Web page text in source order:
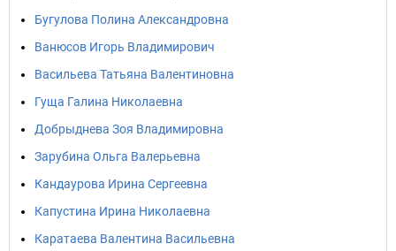
Бугулова Полина Александровна
Ванюсов Игорь Владимирович
Васильева Татьяна Валентиновна
Гуща Галина Николаевна
Добрыднева Зоя Владимировна
Зарубина Ольга Валерьевна
Кандаурова Ирина Сергеевна
Капустина Ирина Николаевна
Каратаева Валентина Васильевна